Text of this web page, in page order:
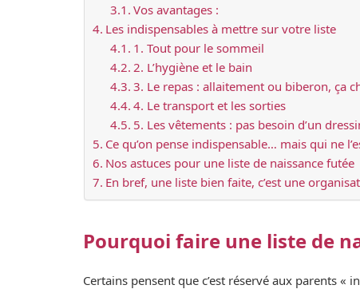
Vos avantages :
Les indispensables à mettre sur votre liste
1. Tout pour le sommeil
2. L’hygiène et le bain
3. Le repas : allaitement ou biberon, ça
4. Le transport et les sorties
5. Les vêtements : pas besoin d’un
Ce qu’on pense indispensable… mais qui ne
Nos astuces pour une liste de naissance futée
En bref, une liste bien faite, c’est une
Pourquoi faire une liste de
Certains pensent que c’est réservé aux parents «